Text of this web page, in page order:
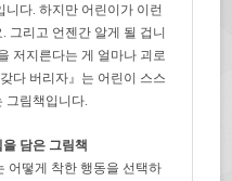
니다. 하지만 어린이가 이런
그리고 언젠간 알게 될 겁니
저지른다는 게 얼마나 괴로
다 버리자』는 어린이 스스
그림책입니다.
담은 그림책
어떻게 착한 행동을 선택하